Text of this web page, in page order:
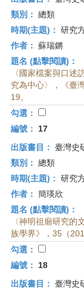
類別： 總類
時期(主題)： 研究
作者： 蘇瑞鏘
題名 (點擊閱讀)：
〈國家檔案與口述
究為中心〉，《臺
19。
勾選：
編號：
17
出版書目： 臺灣史
類別： 總類
時期(主題)： 研究
作者： 簡瑛欣
題名 (點擊閱讀)：
〈神明祖廟研究的
族學界》，35（
勾選：
編號：
18
出版書目： 臺灣史